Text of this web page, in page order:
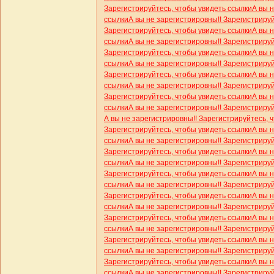
Зарегистрируйтесь, чтобы увидеть ссылкиА вы
ссылкиА вы не зарегистрировны!!
Зарегистрируйтесь, чтобы увидеть ссылкиА вы
ссылкиА вы не зарегистрировны!!
Зарегистрируйтесь, чтобы увидеть ссылкиА вы
ссылкиА вы не зарегистрировны!!
Зарегистрируйтесь, чтобы увидеть ссылкиА вы
ссылкиА вы не зарегистрировны!!
Зарегистрируйтесь, чтобы увидеть ссылкиА вы
ссылкиА вы не зарегистрировны!!
А вы не зарегистрировны!! Зарегистрируйтесь,
Зарегистрируйтесь, чтобы увидеть ссылкиА вы
ссылкиА вы не зарегистрировны!!
Зарегистрируйтесь, чтобы увидеть ссылкиА вы
ссылкиА вы не зарегистрировны!!
Зарегистрируйтесь, чтобы увидеть ссылкиА вы
ссылкиА вы не зарегистрировны!!
Зарегистрируйтесь, чтобы увидеть ссылкиА вы
ссылкиА вы не зарегистрировны!!
Зарегистрируйтесь, чтобы увидеть ссылкиА вы
ссылкиА вы не зарегистрировны!!
Зарегистрируйтесь, чтобы увидеть ссылкиА вы
ссылкиА вы не зарегистрировны!!
Зарегистрируйтесь, чтобы увидеть ссылкиА вы